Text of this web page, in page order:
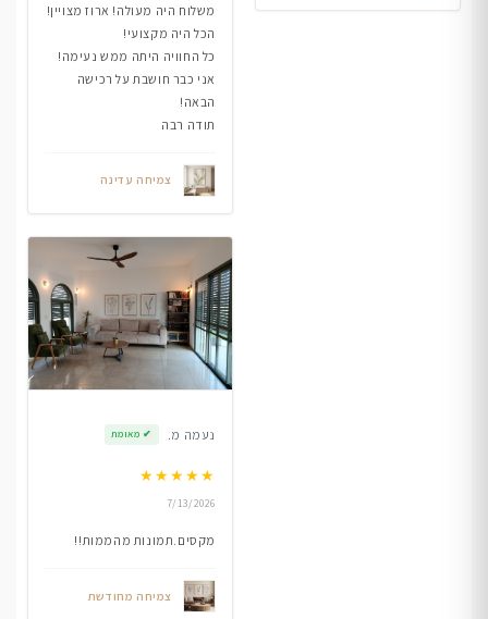
משלוח היה מעולה! ארוז מצויין!
הכל היה מקצועי!
כל החוויה היתה ממש נעימה!
אני כבר חושבת על רכישה
הבאה!
תודה רבה
צמיחה עדינה
נעמה מ. ✔ מאומת
★★★★★
7/13/2026
מקסים.תמונות מהממות!!
צמיחה מחודשת